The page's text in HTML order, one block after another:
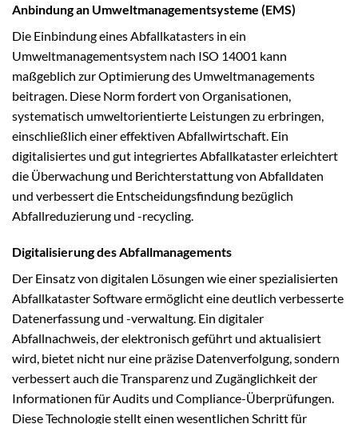
Anbindung an Umweltmanagementsysteme (EMS)
Die Einbindung eines Abfallkatasters in ein
Umweltmanagementsystem nach ISO 14001 kann
maßgeblich zur Optimierung des Umweltmanagements
beitragen. Diese Norm fordert von Organisationen,
systematisch umweltorientierte Leistungen zu erbringen,
einschließlich einer effektiven Abfallwirtschaft. Ein
digitalisiertes und gut integriertes Abfallkataster erleichtert
die Überwachung und Berichterstattung von Abfalldaten
und verbessert die Entscheidungsfindung bezüglich
Abfallreduzierung und -recycling.
Digitalisierung des Abfallmanagements
Der Einsatz von digitalen Lösungen wie einer spezialisierten
Abfallkataster Software ermöglicht eine deutlich verbesserte
Datenerfassung und -verwaltung. Ein digitaler
Abfallnachweis, der elektronisch geführt und aktualisiert
wird, bietet nicht nur eine präzise Datenverfolgung, sondern
verbessert auch die Transparenz und Zugänglichkeit der
Informationen für Audits und Compliance-Überprüfungen.
Diese Technologie stellt einen wesentlichen Schritt für